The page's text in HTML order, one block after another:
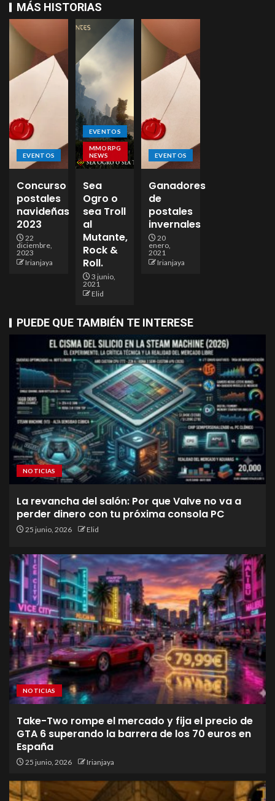
MÁS HISTORIAS
EVENTOS
Concurso
postales
navideñas
2023
22
diciembre,
2023
Irianjaya
EVENTOS
MMORPG
NEWS
Sea
Ogro o
sea Troll
al
Mutante,
Rock &
Roll.
3 junio,
2021
Elid
EVENTOS
Ganadores
de
postales
invernales
20
enero,
2021
Irianjaya
PUEDE QUE TAMBIÉN TE INTERESE
NOTICIAS
La revancha del salón: Por que Valve no va a
perder dinero con tu próxima consola PC
25 junio, 2026 Elid
NOTICIAS
Take-Two rompe el mercado y fija el precio de
GTA 6 superando la barrera de los 70 euros en
España
25 junio, 2026 Irianjaya